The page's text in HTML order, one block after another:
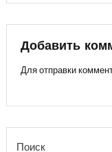
по
записям
Добавить
Для отправки
Поиск